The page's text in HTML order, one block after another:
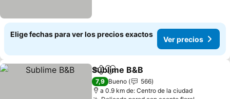
Elige fechas para ver los precios exactos
Ver precios
CompartirAgregar a favoritos
Sublime B&B
7,9 Bueno
566
a 0.9 km de: Centro de la ciudad